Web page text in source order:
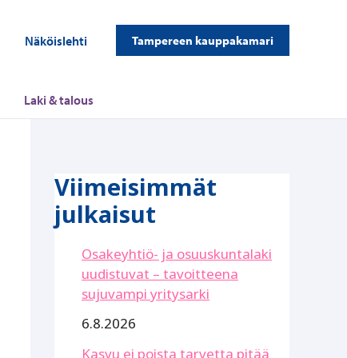
Näköislehti Tampereen kauppakamari
Laki & talous
Viimeisimmät
julkaisut
Osakeyhtiö- ja osuuskuntalaki
uudistuvat – tavoitteena
sujuvampi yritysarki
6.8.2026
Kasvu ei poista tarvetta pitää